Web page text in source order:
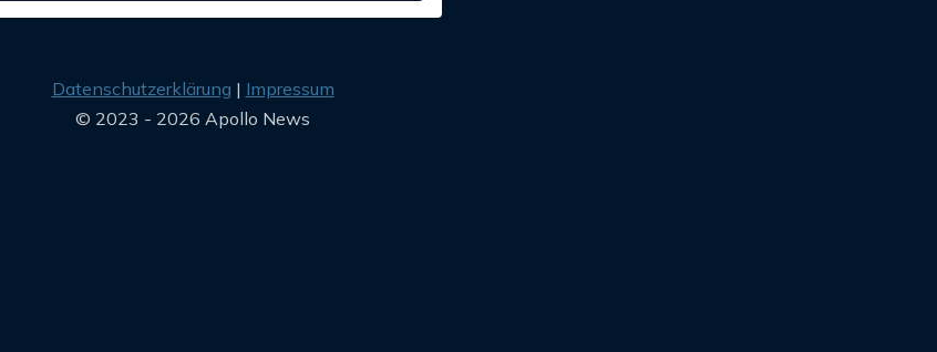
Datenschutzerklärung
Impressum
© 2023 - 2026 Apollo News